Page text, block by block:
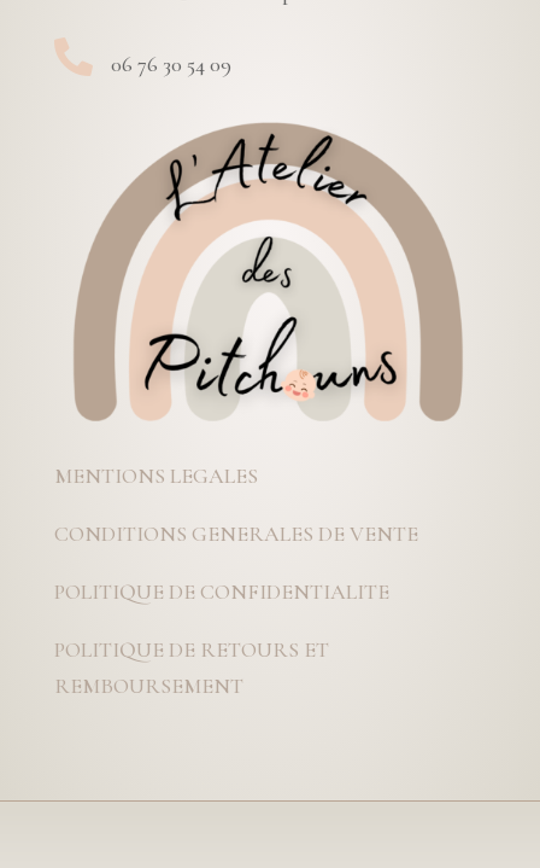
 06 76 30 54 09
MENTIONS LEGALES
CONDITIONS GENERALES DE VENTE
POLITIQUE DE CONFIDENTIALITE
POLITIQUE DE RETOURS ET
REMBOURSEMENT